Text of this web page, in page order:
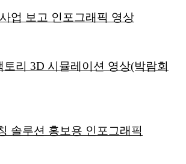
업 보고 인포그래픽 영상
리 3D 시뮬레이션 영상(박람회
솔루션 홍보용 인포그래픽